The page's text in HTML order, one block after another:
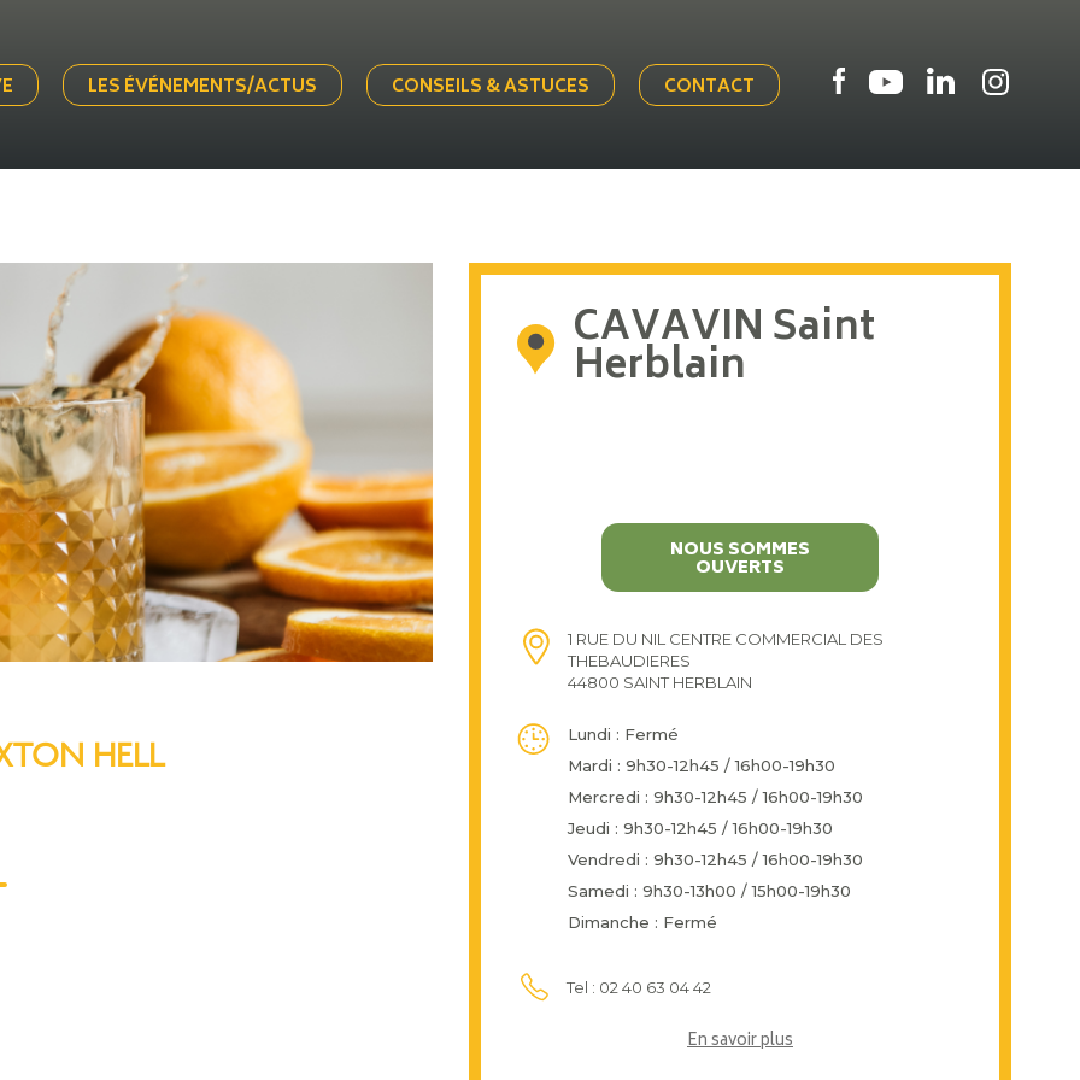
LES ÉVÉNEMENTS/ACTUS CONSEILS & ASTUCES CONTACT
HELL
CAVAVIN Saint
Herblain
NOUS SOMMES
OUVERTS
1 RUE DU NIL CENTRE COMMERCIAL DES
THEBAUDIERES
44800 SAINT HERBLAIN
Lundi : Fermé
Mardi : 9h30-12h45 / 16h00-19h30
Mercredi : 9h30-12h45 / 16h00-19h30
Jeudi : 9h30-12h45 / 16h00-19h30
Vendredi : 9h30-12h45 / 16h00-19h30
Samedi : 9h30-13h00 / 15h00-19h30
Dimanche : Fermé
Tel : 02 40 63 04 42
En savoir plus